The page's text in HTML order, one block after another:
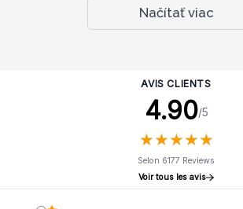
Načítať viac
AVIS CLIENTS
4.90/5
★★★★★
★★★★★
Selon 6177 Reviews
Voir tous les avis